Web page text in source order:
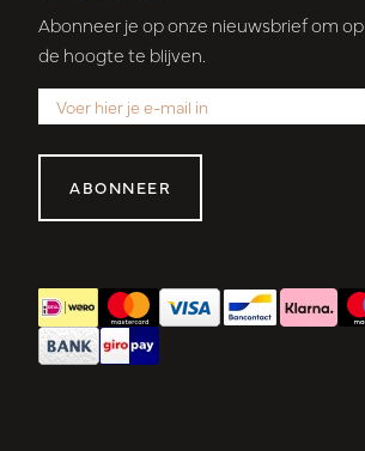
Abonneer je op onze nieuwsbrief om op
de hoogte te blijven.
ABONNEER